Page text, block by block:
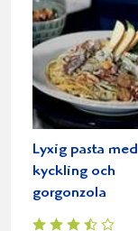
Lyxig pasta med
kyckling och
gorgonzola